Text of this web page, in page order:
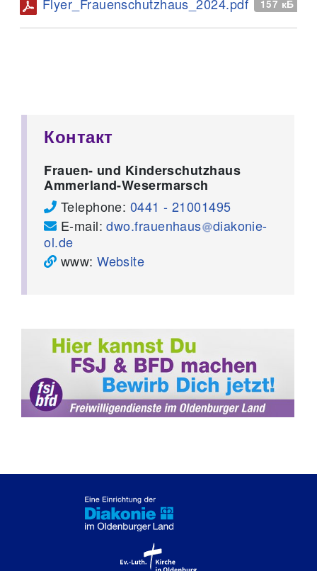
Контакт
Frauen- und Kinderschutzhaus
Ammerland-Wesermarsch
Telephone: 0441 - 21001495
E-mail:dwo.frauenhaus
diakonie-
ol.de
www:Website
Flyer_Frauenschutzhaus_2024.pdf 157 кБ